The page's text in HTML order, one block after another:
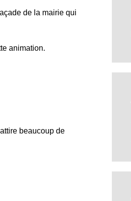
de la mairie qui
animation.
beaucoup de